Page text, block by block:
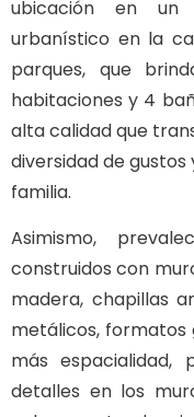
ubicación en un
urbanístico en la
parques, que
habitaciones y 4
alta calidad que
diversidad de
familia.
Asimismo,
construidos con
madera, chapillas
metálicos, formatos
más espacialidad,
detalles en los